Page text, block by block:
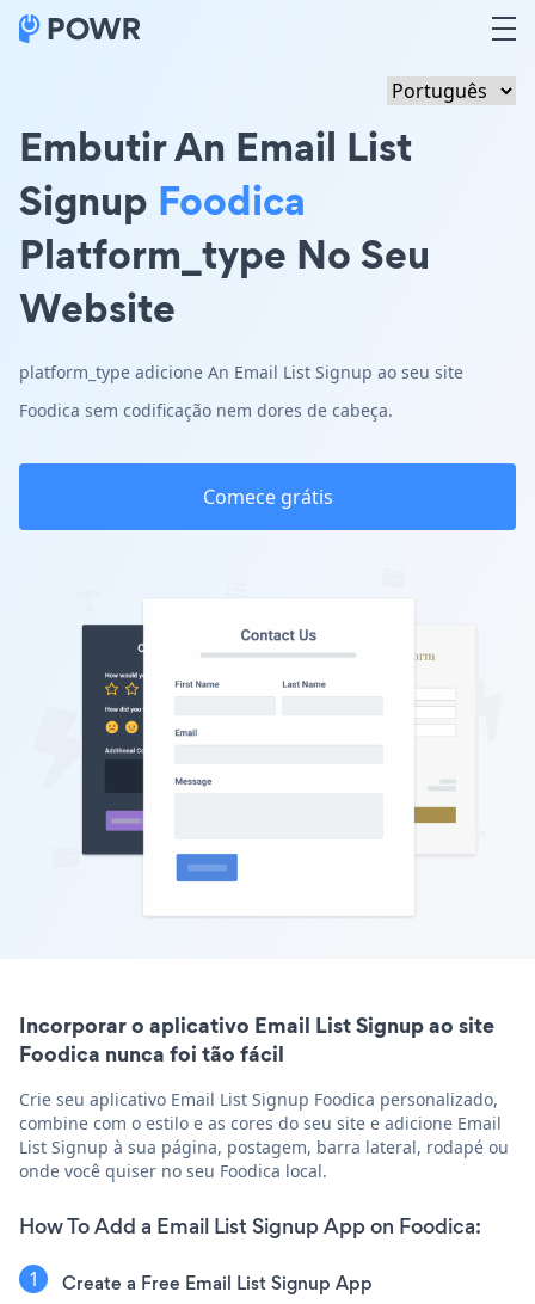
Embutir An Email List
Signup Foodica
Platform_type No Seu
Website
platform_type adicione An Email List Signup ao seu site
Foodica sem codificação nem dores de cabeça.
Comece grátis
Incorporar o aplicativo Email List Signup ao site
Foodica nunca foi tão fácil
Crie seu aplicativo Email List Signup Foodica personalizado,
combine com o estilo e as cores do seu site e adicione Email
List Signup à sua página, postagem, barra lateral, rodapé ou
onde você quiser no seu Foodica local.
How To Add a Email List Signup App on Foodica:
Create a Free Email List Signup App